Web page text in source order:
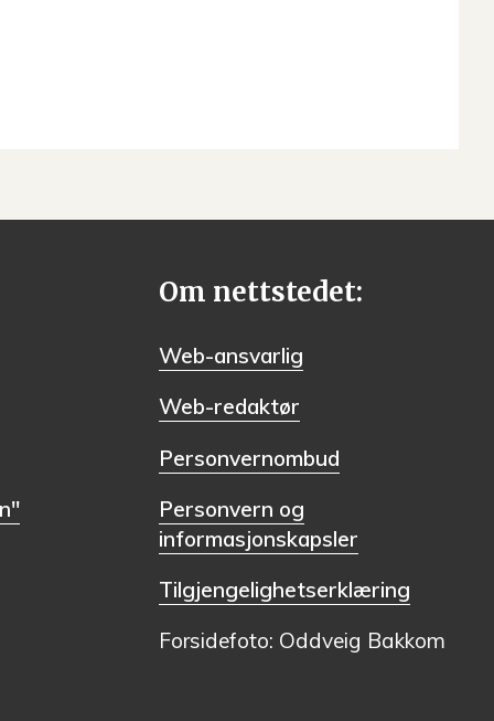
Om nettstedet:
Web-ansvarlig
Web-redaktør
Personvernombud
Personvern og
informasjonskapsler
Tilgjengelighetserklæring
Forsidefoto: Oddveig Bakkom